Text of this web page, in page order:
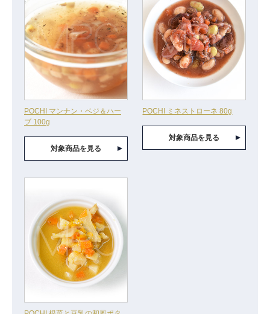
POCHI マンナン・ベジ＆ハー
ブ 100g
対象商品を見る
POCHI ミネストローネ 80g
対象商品を見る